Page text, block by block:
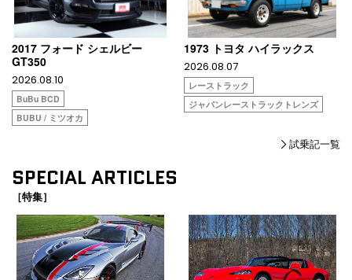
2017 フォード シェルビー
GT350
2026.08.10
BuBu BCD
BUBU / ミツオカ
1973 トヨタ ハイラックス
2026.08.07
レーストラック
ジャパンレーストラックトレンズ
試乗記一覧
SPECIAL ARTICLES
［特集］